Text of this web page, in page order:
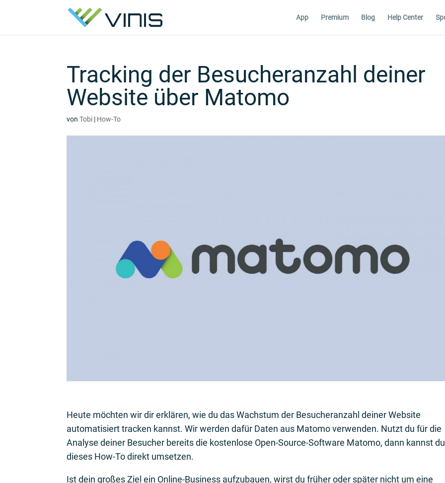
App Premium Blog Help Center
Tracking der Besucheranzahl deiner
Website über Matomo
vonTobi | How-To
Heute möchten wir dir erklären, wie du das Wachstum der Besucheranzahl deiner Website
automatisiert tracken kannst. Wir werden dafür Daten aus Matomoverwenden. Nutzt du für die
Analyse deiner Besucher bereits die kostenlose Open-Source-Software Matomo, dann kannst du
dieses How-To direkt umsetzen.
Ist dein großes Ziel ein Online-Business aufzubauen, wirst du früher oder später nicht um eine